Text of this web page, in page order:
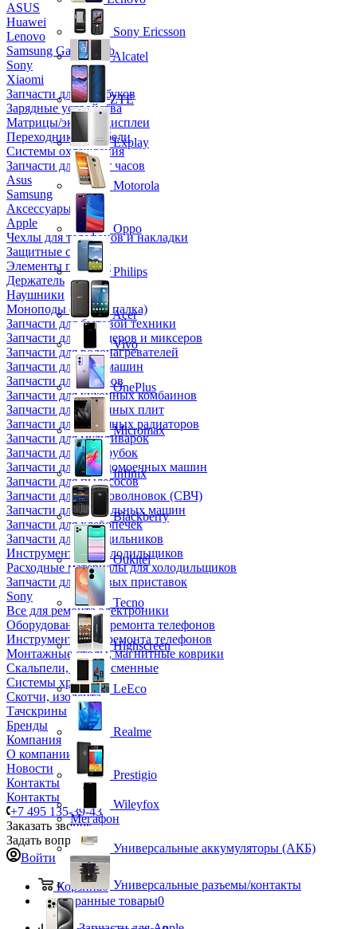
ASUS
Huawei
Lenovo
Samsung Galaxy Tab
Sony
Xiaomi
Запчасти для ноутбуков
Зарядные устройства
Матрицы/экраны/дисплеи
Переходники и кабели
Системы охлаждения
Запчасти для смарт часов
Asus
Samsung
Аксессуары
Apple
Чехлы для телефонов и накладки
Защитные стекла
Элементы питания
Держатель
Наушники
Моноподы (Селфи палка)
Запчасти для бытовой техники
Запчасти для блендеров и миксеров
Запчасти для водонагревателей
Запчасти для кофемашин
Запчасти для кулеров
Запчасти для кухонных комбаинов
Запчасти для кухонных плит
Запчасти для масляных радиаторов
Запчасти для мультиварок
Запчасти для мясорубок
Запчасти для посудомоечных машин
Запчасти для пылесосов
Запчасти для микроволновок (СВЧ)
Запчасти для стиральных машин
Запчасти для хлебопечек
Запчасти для холодильников
Инструмент для холодильщиков
Расходные материалы для холодильщиков
Запчасти для игровых приставок
Sony
Все для ремонта электроники
Оборудование для ремонта телефонов
Инструменты для ремонта телефонов
Монтажные столы, магнитные коврики
Скальпели, лезвия сменные
Системы хранения
Скотчи, изолента
Тачскрины
Бренды
Компания
О компании
Новости
Контакты
Контакты
+7 495 135-39-43
Заказать звонок
Задать вопрос
Войти
Корзина0
Избранные товары0
Sony Ericsson
Alcatel
ZTE
Explay
Motorola
Oppo
Philips
Acer
Vivo
OnePlus
Micromax
Infinix
Blackberry
Oukitel
Tecno
Highscreen
LeEco
Realme
Prestigio
Wileyfox
Мегафон
Универсальные аккумуляторы (АКБ)
Универсальные разъемы/контакты